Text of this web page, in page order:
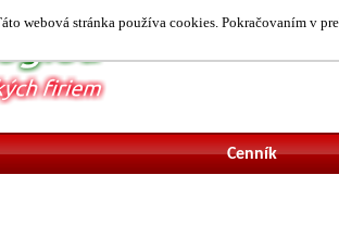
webová stránka používa cookies. Pokračovaním v
Cenník